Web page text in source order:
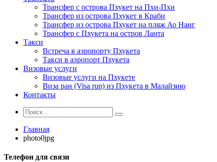
Трансфер с острова Пхукет на Пхи-Пхи
Трансфер из острова Пхукет в Краби
Трансфер из острова Пхукет на пляж Ао Нанг
Трансфер с Пхукета на остров Ланта
Такси
Встреча в аэропорту Пхукета
Такси в аэропорт Пхукета
Визовые услуги
Визовые услуги на Пхукете
Виза ран (Visa run) из Пхукета в Малайзию
Контакты
Главная
photo0jpg
Телефон для связи